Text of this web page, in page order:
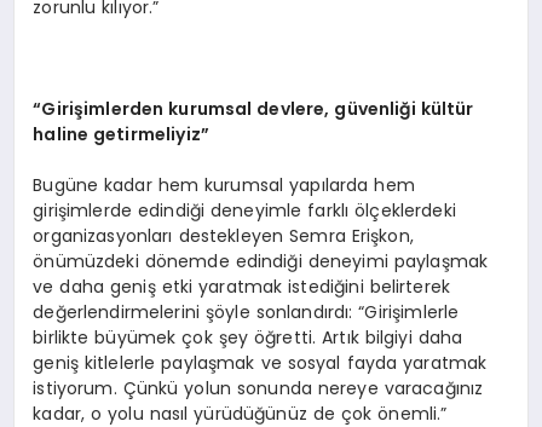
zorunlu kılıyor.”
“Girişimlerden kurumsal devlere, güvenliği kültür
haline getirmeliyiz”
Bugüne kadar hem kurumsal yapılarda hem
girişimlerde edindiği deneyimle farklı ölçeklerdeki
organizasyonları destekleyen Semra Erişkon,
önümüzdeki dönemde edindiği deneyimi paylaşmak
ve daha geniş etki yaratmak istediğini belirterek
değerlendirmelerini şöyle sonlandırdı: “Girişimlerle
birlikte büyümek çok şey öğretti. Artık bilgiyi daha
geniş kitlelerle paylaşmak ve sosyal fayda yaratmak
istiyorum. Çünkü yolun sonunda nereye varacağınız
kadar, o yolu nasıl yürüdüğünüz de çok önemli.”